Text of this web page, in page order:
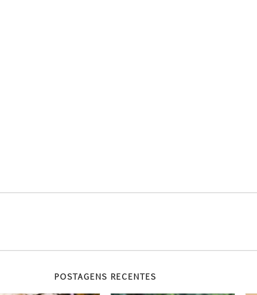
POSTAGENS RECENTES